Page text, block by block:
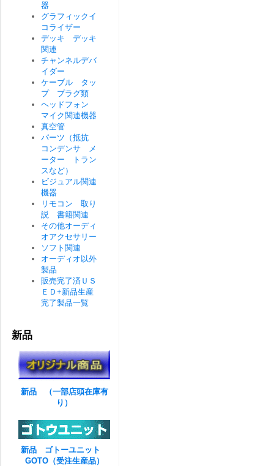
器
グラフィックイ
コライザー
デッキ デッキ
関連
チャンネルデバ
イダー
ケーブル タッ
プ プラグ類
ヘッドフォン
マイク関連機器
真空管
パーツ（抵抗
コンデンサ メ
ーター トラン
スなど）
ビジュアル関連
機器
リモコン 取り
説 書籍関連
その他オーディ
オアクセサリー
ソフト関連
オーディオ以外
製品
販売完了済ＵＳ
ＥＤ+新品生産
完了製品一覧
新品
新品 （一部店頭在庫有
り）
新品 ゴトーユニット
GOTO（受注生産品）